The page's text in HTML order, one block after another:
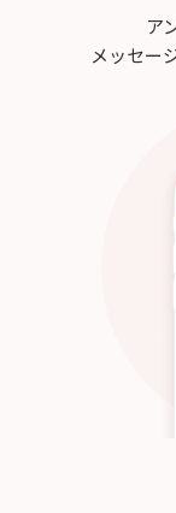
ア
メッセー